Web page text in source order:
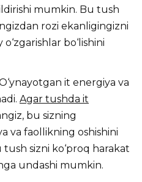
mumkin. Bu tush
rozi ekanligingizni
bo‘lishini
it energiya va
Agar tushda it
bu sizning
va faollikning oshishini
sizni ko‘proq harakat
undashi mumkin.